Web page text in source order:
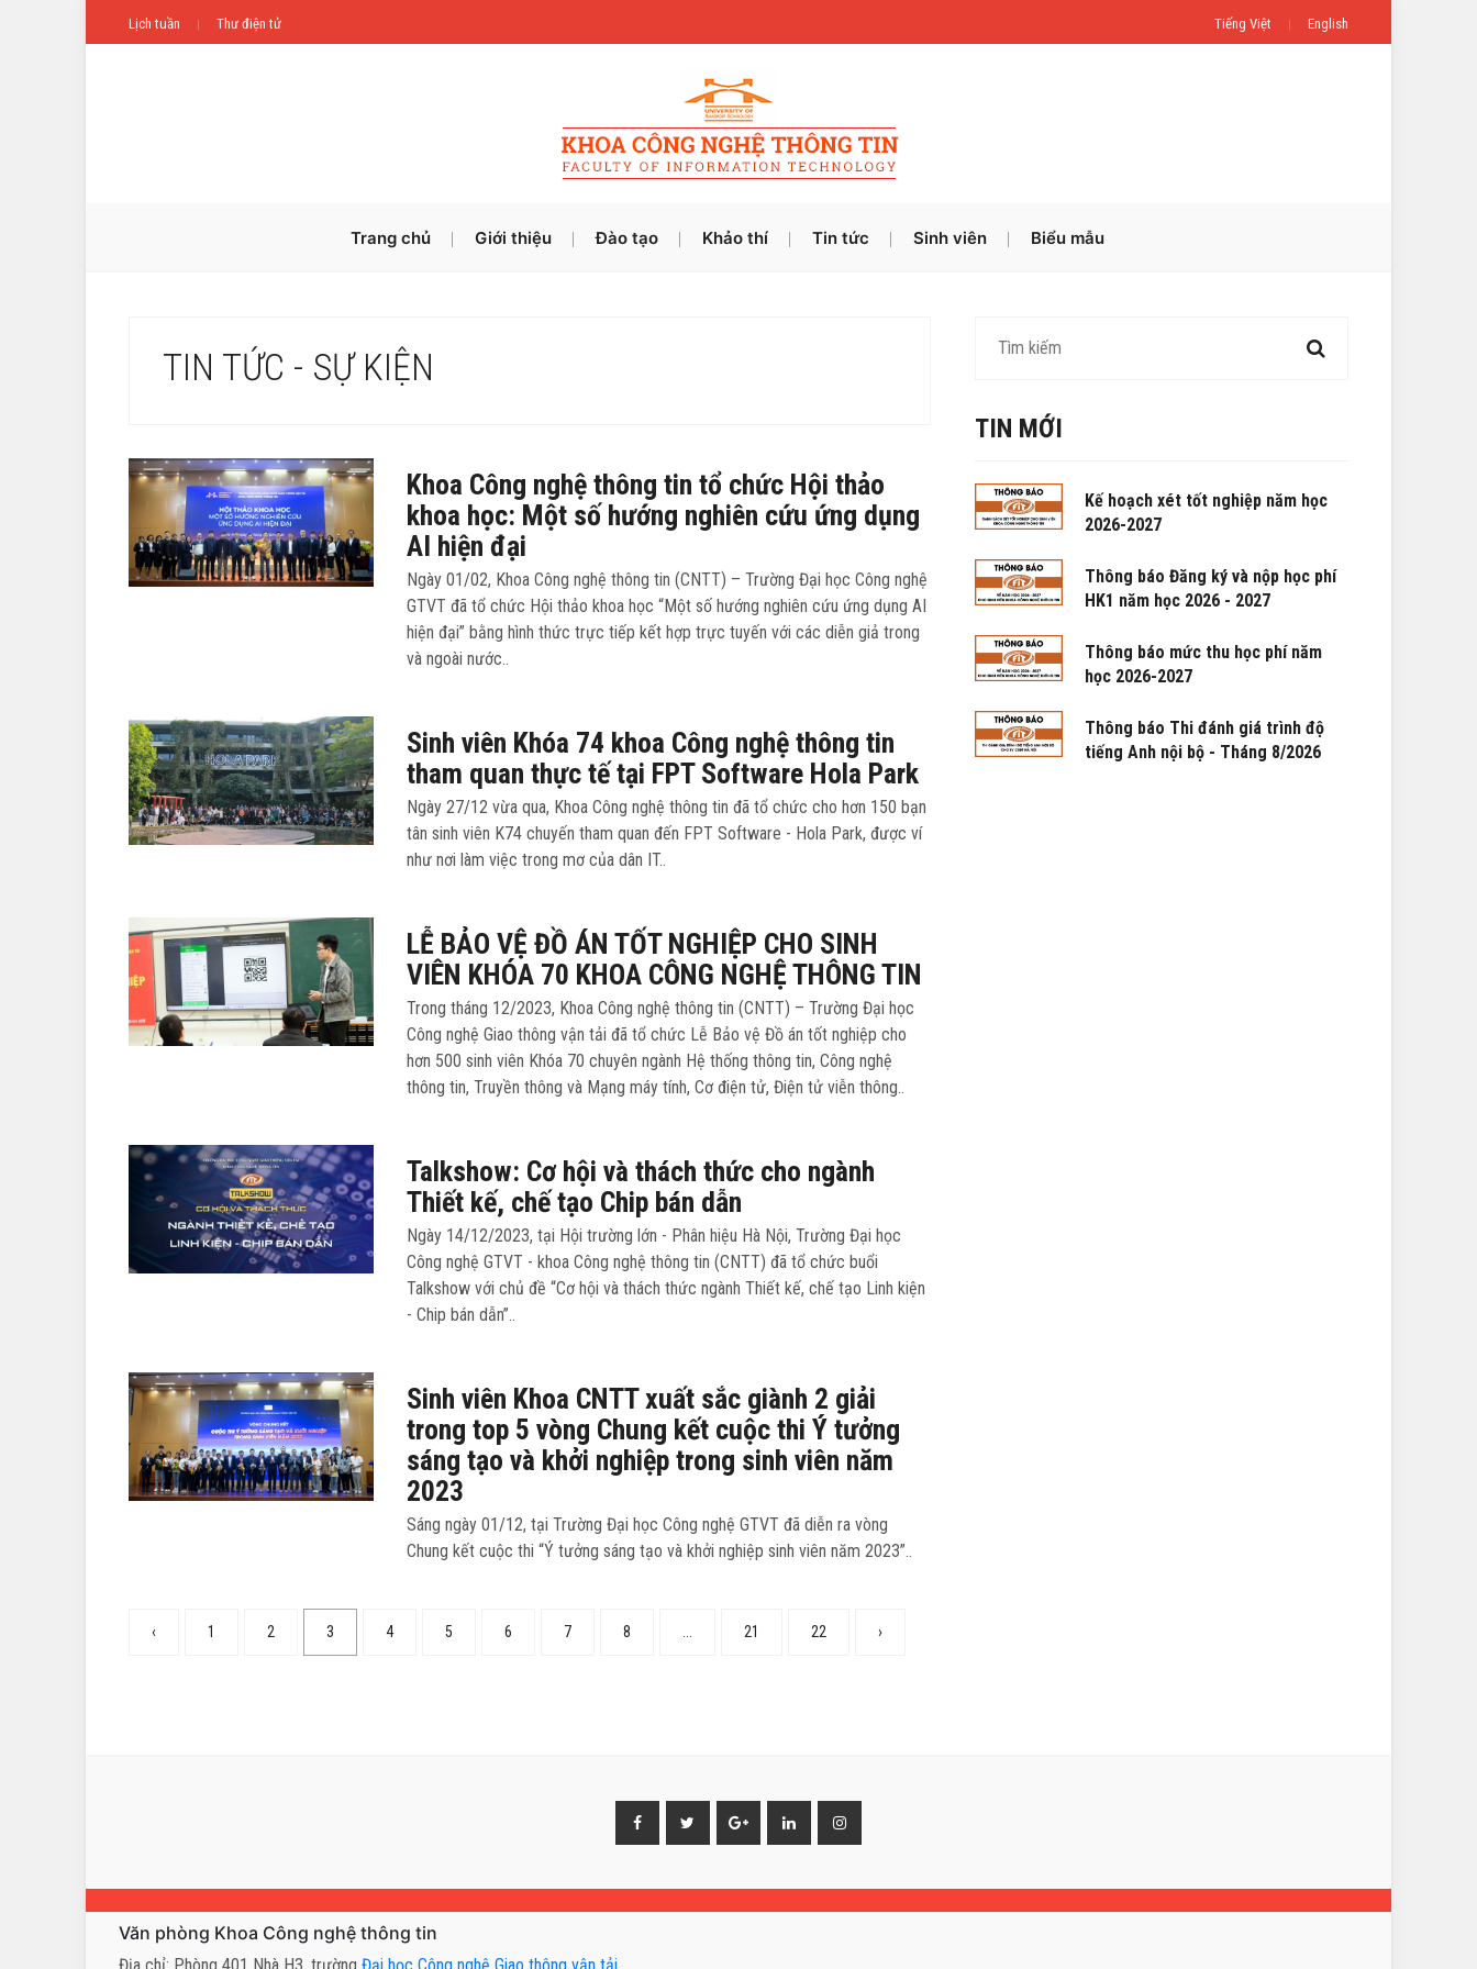
Lịch tuần Thư điện tử Tiếng Việt English
Trang chủ Giới thiệu Đào tạo Khảo thí Tin tức Sinh viên Biểu mẫu
TIN TỨC - SỰ KIỆN
Khoa Công nghệ thông tin tổ chức Hội thảo
khoa học: Một số hướng nghiên cứu ứng dụng
AI hiện đại
Ngày 01/02, Khoa Công nghệ thông tin (CNTT) – Trường Đại học Công nghệ
GTVT đã tổ chức Hội thảo khoa học “Một số hướng nghiên cứu ứng dụng AI
hiện đại” bằng hình thức trực tiếp kết hợp trực tuyến với các diễn giả trong
và ngoài nước..
Sinh viên Khóa 74 khoa Công nghệ thông tin
tham quan thực tế tại FPT Software Hola Park
Ngày 27/12 vừa qua, Khoa Công nghệ thông tin đã tổ chức cho hơn 150 bạn
tân sinh viên K74 chuyến tham quan đến FPT Software - Hola Park, được ví
như nơi làm việc trong mơ của dân IT..
LỄ BẢO VỆ ĐỒ ÁN TỐT NGHIỆP CHO SINH
VIÊN KHÓA 70 KHOA CÔNG NGHỆ THÔNG TIN
Trong tháng 12/2023, Khoa Công nghệ thông tin (CNTT) – Trường Đại học
Công nghệ Giao thông vận tải đã tổ chức Lễ Bảo vệ Đồ án tốt nghiệp cho
hơn 500 sinh viên Khóa 70 chuyên ngành Hệ thống thông tin, Công nghệ
thông tin, Truyền thông và Mạng máy tính, Cơ điện tử, Điện tử viễn thông..
Talkshow: Cơ hội và thách thức cho ngành
Thiết kế, chế tạo Chip bán dẫn
Ngày 14/12/2023, tại Hội trường lớn - Phân hiệu Hà Nội, Trường Đại học
Công nghệ GTVT - khoa Công nghệ thông tin (CNTT) đã tổ chức buổi
Talkshow với chủ đề “Cơ hội và thách thức ngành Thiết kế, chế tạo Linh kiện
- Chip bán dẫn”..
Sinh viên Khoa CNTT xuất sắc giành 2 giải
trong top 5 vòng Chung kết cuộc thi Ý tưởng
sáng tạo và khởi nghiệp trong sinh viên năm
2023
Sáng ngày 01/12, tại Trường Đại học Công nghệ GTVT đã diễn ra vòng
Chung kết cuộc thi “Ý tưởng sáng tạo và khởi nghiệp sinh viên năm 2023”..
‹ 1 2 3 4 5 6 7 8 21 22 ›
TIN MỚI
Kế hoạch xét tốt nghiệp năm học
2026-2027
Thông báo Đăng ký và nộp học phí
HK1 năm học 2026 - 2027
Thông báo mức thu học phí năm
học 2026-2027
Thông báo Thi đánh giá trình độ
tiếng Anh nội bộ - Tháng 8/2026
Văn phòng Khoa Công nghệ thông tin